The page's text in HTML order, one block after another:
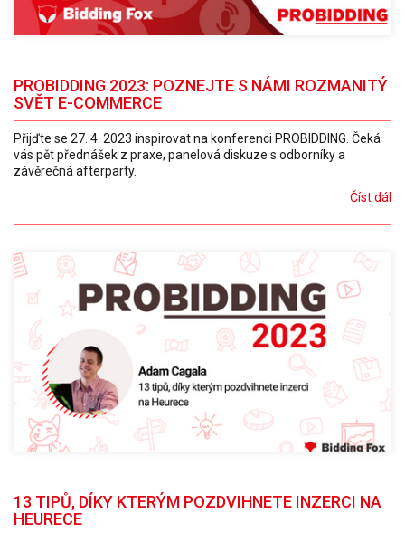
PROBIDDING 2023: POZNEJTE S NÁMI ROZMANITÝ
SVĚT E-COMMERCE
Přijďte se 27. 4. 2023 inspirovat na konferenci PROBIDDING. Čeká
vás pět přednášek z praxe, panelová diskuze s odborníky a
závěrečná afterparty.
Číst dál
13 TIPŮ, DÍKY KTERÝM POZDVIHNETE INZERCI NA
HEURECE